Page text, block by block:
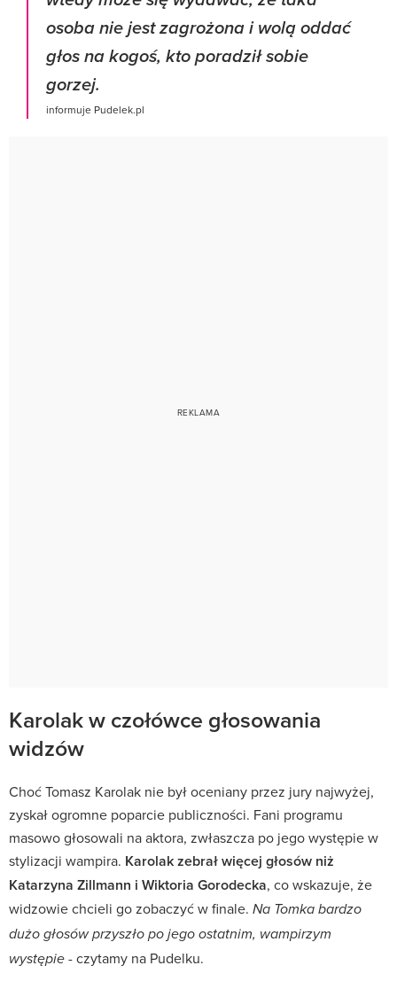
osoba nie jest zagrożona i wolą oddać
głos na kogoś, kto poradził sobie
gorzej.
informuje Pudelek.pl
Karolak w czołówce głosowania
widzów
Choć Tomasz Karolak nie był oceniany przez jury najwyżej,
zyskał ogromne poparcie publiczności. Fani programu
masowo głosowali na aktora, zwłaszcza po jego występie w
stylizacji wampira. Karolak zebrał więcej głosów niż
Katarzyna Zillmann i Wiktoria Gorodecka, co wskazuje, że
widzowie chcieli go zobaczyć w finale. Na Tomka bardzo
dużo głosów przyszło po jego ostatnim, wampirzym
występie - czytamy na Pudelku.